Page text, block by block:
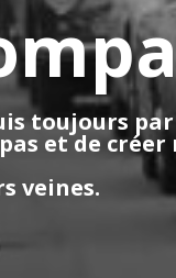
toujours
et de
veines.